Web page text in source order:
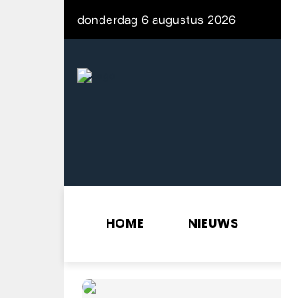
donderdag 6 augustus 2026
HOME NIEUWS